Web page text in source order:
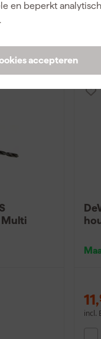
en beperkt
.
accepteren
37
11,
incl.